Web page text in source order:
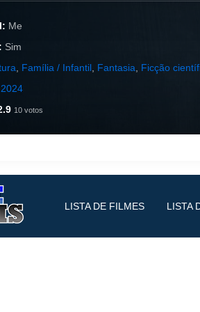
Me
Sim
Família / Infantil Fantasia
Ficção
2024
10 votos
LISTA DE FILMES LISTA